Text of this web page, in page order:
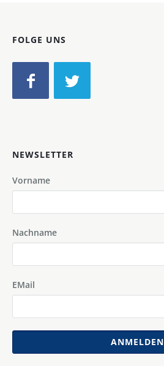
FOLGE UNS
NEWSLETTER
Vorname
Nachname
EMail
ANMELDEN